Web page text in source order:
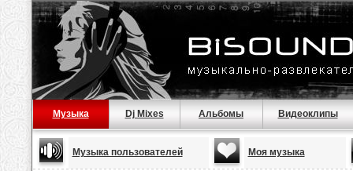
Музыка Dj Mixes Альбомы Видеоклипы
Музыка пользователей Моя музыка